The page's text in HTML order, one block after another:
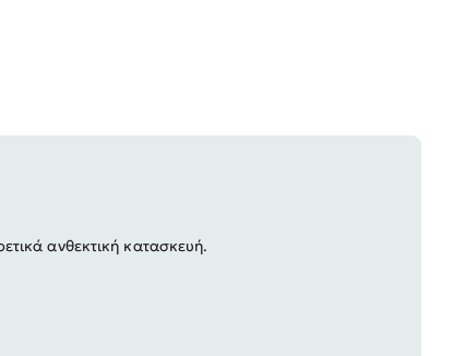
ανθεκτική κατασκευή.